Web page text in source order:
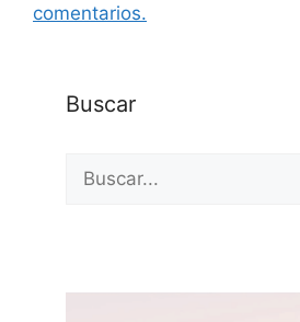
comentarios.
Buscar
Buscar: